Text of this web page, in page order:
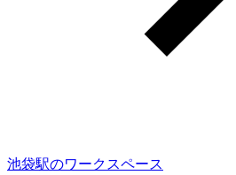
池袋駅のワークスペース